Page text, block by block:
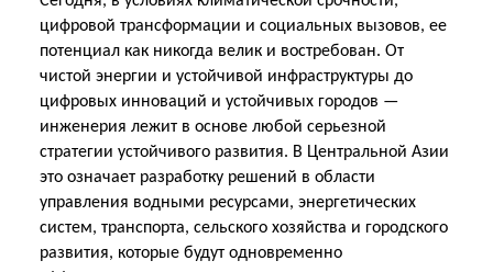
цифровой трансформации и социальных вызовов, ее
потенциал как никогда велик и востребован. От
чистой энергии и устойчивой инфраструктуры до
цифровых инноваций и устойчивых городов —
инженерия лежит в основе любой серьезной
стратегии устойчивого развития. В Центральной Азии
это означает разработку решений в области
управления водными ресурсами, энергетических
систем, транспорта, сельского хозяйства и городского
развития, которые будут одновременно